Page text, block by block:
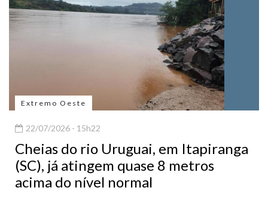
Extremo Oeste
22/07/2026 - 15h22
Cheias do rio Uruguai, em Itapiranga
(SC), já atingem quase 8 metros
acima do nível normal